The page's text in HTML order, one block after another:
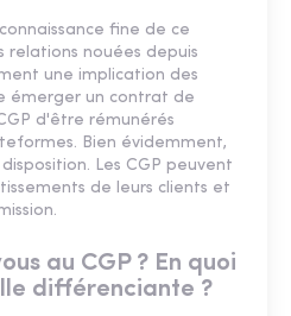
fine de ce
nouées depuis
une implication des
émerger un contrat de
d'être rémunérés
Bien évidemment,
Les CGP peuvent
de leurs clients et
au CGP ? En quoi
différenciante ?